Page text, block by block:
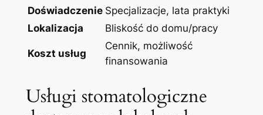
Doświadczenie Specjalizacje, ​lata‍ praktyki
Lokalizacja
Bliskość⁤ do domu/pracy
Koszt usług
Cennik, możliwość
finansowania
Usługi ‌stomatologiczne